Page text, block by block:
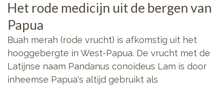
Het rode medicijn uit de bergen van
Papua
Buah merah (rode vrucht) is afkomstig uit het
hooggebergte in West-Papua. De vrucht met de
Latijnse naam Pandanus conoideus Lam is door
inheemse Papua's altijd gebruikt als